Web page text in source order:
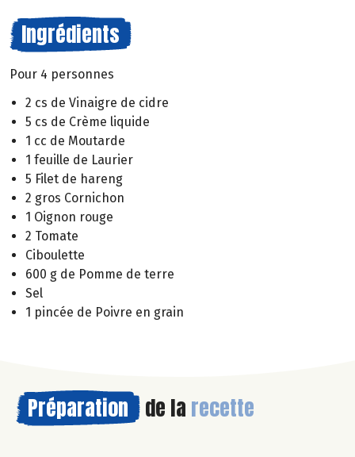
Ingrédients
Pour 4 personnes
2 cs de Vinaigre de cidre
5 cs de Crème liquide
1 cc de Moutarde
1 feuille de Laurier
5 Filet de hareng
2 gros Cornichon
1 Oignon rouge
2 Tomate
Ciboulette
600 g de Pomme de terre
Sel
1 pincée de Poivre en grain
Préparation de la recette